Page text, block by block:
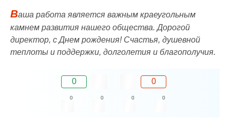
Ваша работа является важным краеугольным
камнем развития нашего общества. Дорогой
директор, с Днем рождения! Счастья, душевной
теплоты и поддержки, долголетия и благополучия.
0 0
0 0 0 0